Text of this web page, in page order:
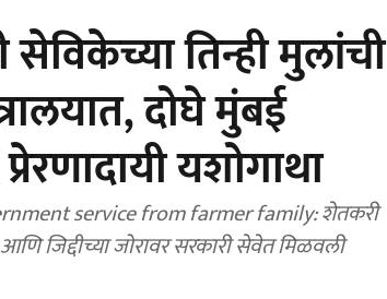
तिन्ही मुलांची
दोघे मुंबई
यशोगाथा
service from farmer family: शेतकरी
जिद्दीच्या जोरावर सरकारी सेवेत मिळवली